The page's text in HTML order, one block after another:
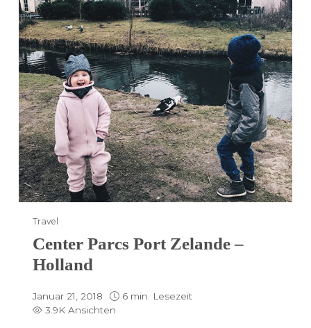
Travel
Center Parcs Port Zelande –
Holland
Januar 21, 2018
6 min. Lesezeit
3.9K Ansichten